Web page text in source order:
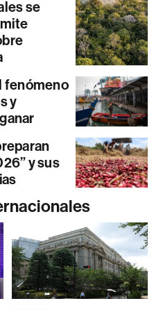
se
fenómeno
y
y sus